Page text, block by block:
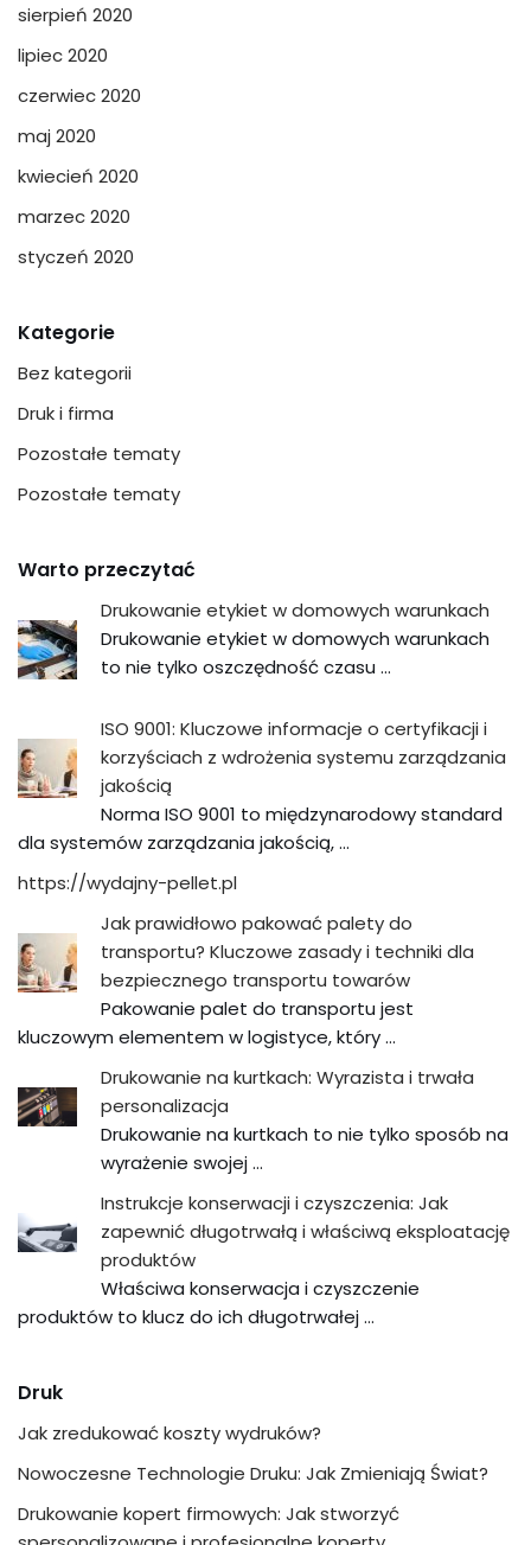
sierpień 2020
lipiec 2020
czerwiec 2020
maj 2020
kwiecień 2020
marzec 2020
styczeń 2020
Kategorie
Bez kategorii
Druk i firma
Pozostałe tematy
Pozostałe tematy
Warto przeczytać
Drukowanie etykiet w domowych warunkach
Drukowanie etykiet w domowych warunkach
to nie tylko oszczędność czasu …
ISO 9001: Kluczowe informacje o certyfikacji i
korzyściach z wdrożenia systemu zarządzania
jakością
Norma ISO 9001 to międzynarodowy standard
dla systemów zarządzania jakością, …
https://wydajny-pellet.pl
Jak prawidłowo pakować palety do
transportu? Kluczowe zasady i techniki dla
bezpiecznego transportu towarów
Pakowanie palet do transportu jest
kluczowym elementem w logistyce, który …
Drukowanie na kurtkach: Wyrazista i trwała
personalizacja
Drukowanie na kurtkach to nie tylko sposób na
wyrażenie swojej …
Instrukcje konserwacji i czyszczenia: Jak
zapewnić długotrwałą i właściwą eksploatację
produktów
Właściwa konserwacja i czyszczenie
produktów to klucz do ich długotrwałej …
Druk
Jak zredukować koszty wydruków?
Nowoczesne Technologie Druku: Jak Zmieniają Świat?
Drukowanie kopert firmowych: Jak stworzyć